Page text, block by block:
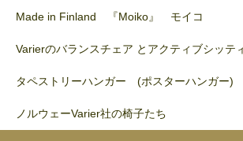
Made in Finland 『Moiko』 モイコ
Varierのバランスチェア とアクティブシッテ
タペストリーハンガー (ポスターハンガー)
ノルウェーVarier社の椅子たち